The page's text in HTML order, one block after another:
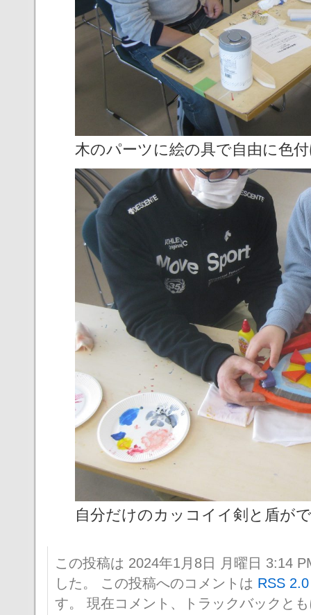
木のパーツに絵の具で自由に色
自分だけのカッコイイ剣と盾が
この投稿は 2024年1月8日 月曜日 3:14
した。 この投稿へのコメントは RSS 2.0
す。 現在コメント、トラックバックと